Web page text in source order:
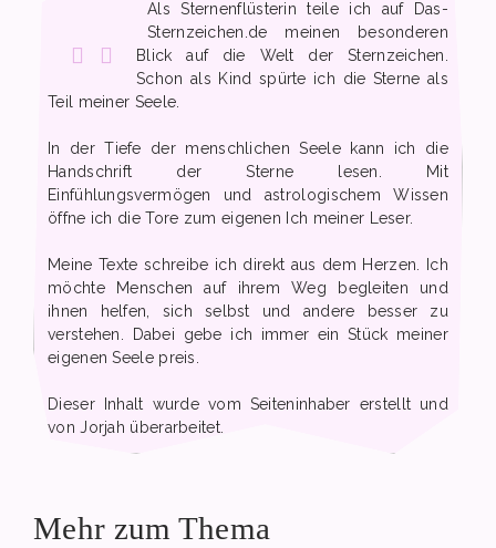
Als Sternenflüsterin teile ich auf Das-
Sternzeichen.de meinen besonderen
Blick auf die Welt der Sternzeichen.
Schon als Kind spürte ich die Sterne als
Teil meiner Seele.
In der Tiefe der menschlichen Seele kann ich die
Handschrift der Sterne lesen. Mit
Einfühlungsvermögen und astrologischem Wissen
öffne ich die Tore zum eigenen Ich meiner Leser.
Meine Texte schreibe ich direkt aus dem Herzen. Ich
möchte Menschen auf ihrem Weg begleiten und
ihnen helfen, sich selbst und andere besser zu
verstehen. Dabei gebe ich immer ein Stück meiner
eigenen Seele preis.
Dieser Inhalt wurde vom Seiteninhaber erstellt und
von Jorjah überarbeitet.
Mehr zum Thema